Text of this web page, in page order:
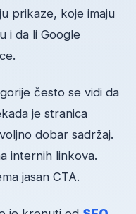
prikaze, koje imaju
i da li Google
često se vidi da
je stranica
dobar sadržaj.
internih linkova.
jasan CTA.